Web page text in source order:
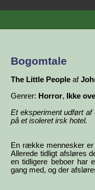
Bogomtale
The Little People af
Genrer: Horror,
Ikke
Et eksperiment udført
på et isoleret irsk hotel.
En række mennesker
Allerede tidligt afsløres
en tidligere beboer har
gang med, og der